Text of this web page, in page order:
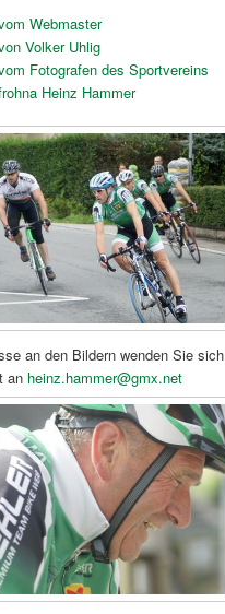
Webmaster
Volker Uhlig
Fotografen des Sportvereins
Heinz Hammer
an den Bildern wenden Sie sich
an heinz.hammer@gmx.net